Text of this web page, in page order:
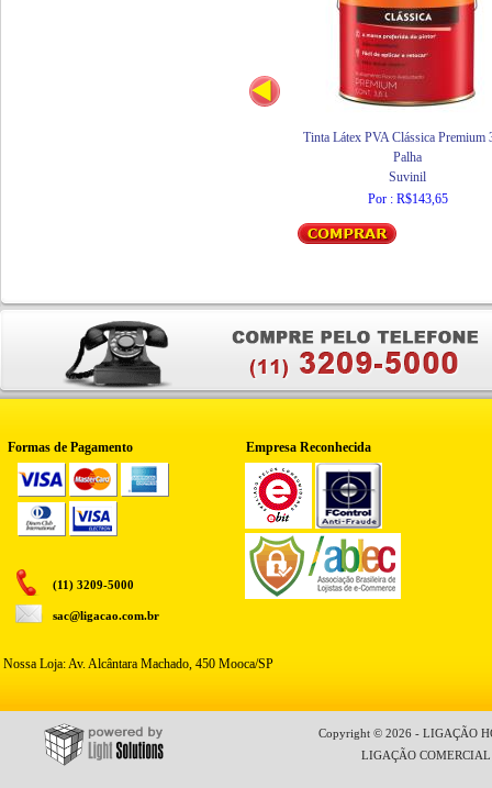
Tinta Látex PVA Clássica Premium
Palha
Suvinil
Por : R$143,65
Formas de Pagamento Empresa Reconhecida
(11) 3209-5000
sac@ligacao.com.br
Nossa Loja: Av. Alcântara Machado, 450 Mooca/SP
Copyright © 2026 - LIGAÇÃO
LIGAÇÃO